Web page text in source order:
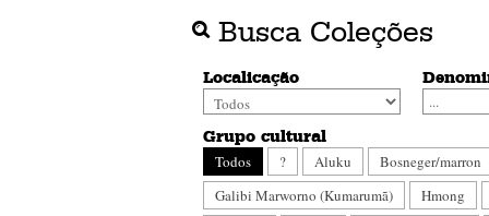
Busca Coleções
Localicação
Grupo cultural
Todos
? Aluku
Bosneger/marron
Galibi Marworno (Kumarumã)
Hmong